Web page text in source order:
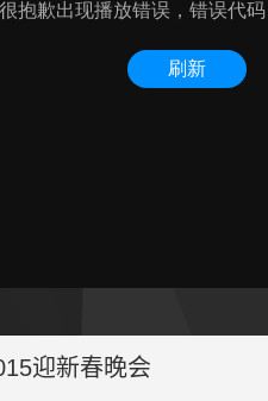
迎新春晚会